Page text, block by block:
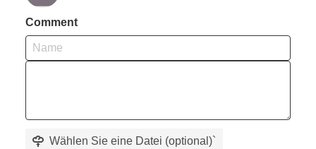
Comment
Wählen Sie eine Datei (optional)`